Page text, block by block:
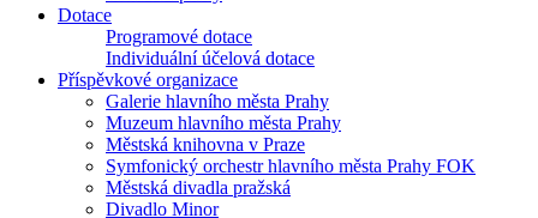
Dotace
Programové dotace
Individuální účelová dotace
Příspěvkové organizace
Galerie hlavního města Prahy
Muzeum hlavního města Prahy
Městská knihovna v Praze
Symfonický orchestr hlavního města Prahy FOK
Městská divadla pražská
Divadlo Minor